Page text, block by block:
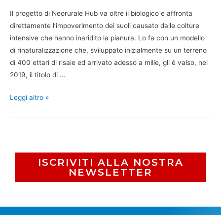
Il progetto di Neorurale Hub va oltre il biologico e affronta
direttamente l’impoverimento dei suoli causato dalle colture
intensive che hanno inaridito la pianura. Lo fa con un modello
di rinaturalizzazione che, sviluppato inizialmente su un terreno
di 400 ettari di risaie ed arrivato adesso a mille, gli è valso, nel
2019, il titolo di …
Leggi altro »
ISCRIVITI ALLA NOSTRA
NEWSLETTER